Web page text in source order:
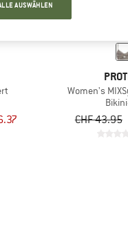
Women's
CHF 43.95
AUSWÄHLEN